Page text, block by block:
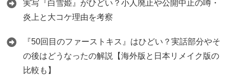
実写『白雪姫』がひどい？小人廃止や公開中止の噂・
炎上と大コケ理由を考察
『50回目のファーストキス』はひどい？実話部分やそ
の後はどうなったの解説【海外版と日本リメイク版の
比較も】